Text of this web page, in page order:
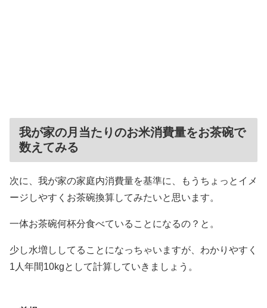
我が家の月当たりのお米消費量をお茶碗で
数えてみる
次に、我が家の家庭内消費量を基準に、もうちょっとイメ
ージしやすくお茶碗換算してみたいと思います。
一体お茶碗何杯分食べていることになるの？と。
少し水増ししてることになっちゃいますが、わかりやすく
1人年間10kgとして計算していきましょう。